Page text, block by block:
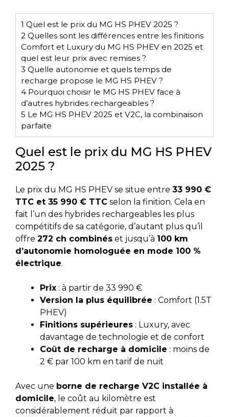
1 Quel est le prix du MG HS PHEV 2025 ?
2 Quelles sont les différences entre les finitions
Comfort et Luxury du MG HS PHEV en 2025 et
quel est leur prix avec remises ?
3 Quelle autonomie et quels temps de
recharge propose le MG HS PHEV ?
4 Pourquoi choisir le MG HS PHEV face à
d’autres hybrides rechargeables ?
5 Le MG HS PHEV 2025 et V2C, la combinaison
parfaite
Quel est le prix du MG HS PHEV
2025 ?
Le prix du MG HS PHEV se situe entre 33 990 €
TTC et 35 990 € TTC selon la finition. Cela en
fait l’un des hybrides rechargeables les plus
compétitifs de sa catégorie, d’autant plus qu’il
offre 272 ch combinés et jusqu’à 100 km
d’autonomie homologuée en mode 100 %
électrique.
Prix : à partir de 33 990 €
Version la plus équilibrée : Comfort (1.5T
PHEV)
Finitions supérieures : Luxury, avec
davantage de technologie et de confort
Coût de recharge à domicile : moins de
2 € par 100 km en tarif de nuit
Avec une borne de recharge V2C installée à
domicile, le coût au kilomètre est
considérablement réduit par rapport à